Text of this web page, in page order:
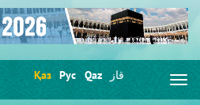
Қаз Рус Qaz قاز